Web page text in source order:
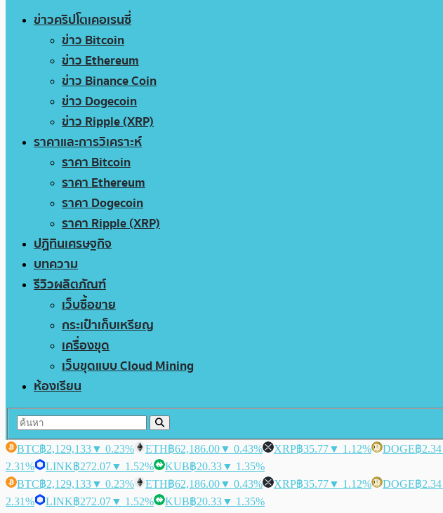
ข่าวคริปโตเคอเรนซี่
ข่าว Bitcoin
ข่าว Ethereum
ข่าว Binance Coin
ข่าว Dogecoin
ข่าว Ripple (XRP)
ราคาและการวิเคราะห์
ราคา Bitcoin
ราคา Ethereum
ราคา Dogecoin
ราคา Ripple (XRP)
ปฏิทินเศรษฐกิจ
บทความ
รีวิวผลิตภัณฑ์
เว็บซื้อขาย
กระเป๋าเก็บเหรียญ
เครื่องขุด
เว็บขุดแบบ Cloud Mining
ห้องเรียน
BTC฿2,129,133▼ 0.23% ETH฿62,186.00▼ 0.43% XRP฿35.77▼ 1.12% DOGE฿2.34
2.31%
LINK฿272.07▼ 1.52% KUB฿20.33▼ 1.35%
BTC฿2,129,133▼ 0.23% ETH฿62,186.00▼ 0.43% XRP฿35.77▼ 1.12% DOGE฿2.34
2.31%
LINK฿272.07▼ 1.52% KUB฿20.33▼ 1.35%